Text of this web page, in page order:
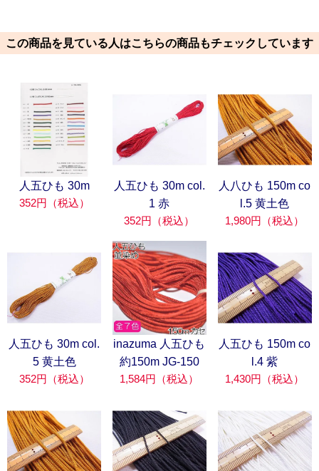
この商品を見ている人はこちらの商品もチェックしています
人五ひも 30m
352円（税込）
人五ひも 30m col.
1 赤
352円（税込）
人八ひも 150m co
l.5 黄土色
1,980円（税込）
人五ひも 30m col.
5 黄土色
352円（税込）
inazuma 人五ひも
約150m JG-150
1,584円（税込）
人五ひも 150m co
l.4 紫
1,430円（税込）